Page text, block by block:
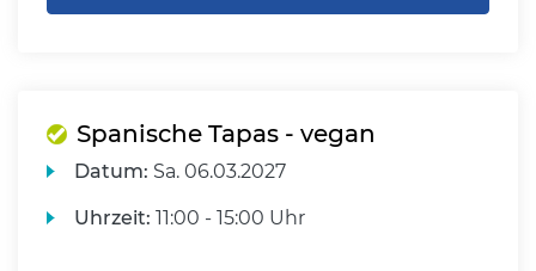
Spanische Tapas - vegan
Datum: Sa. 06.03.2027
Uhrzeit: 11:00 - 15:00 Uhr